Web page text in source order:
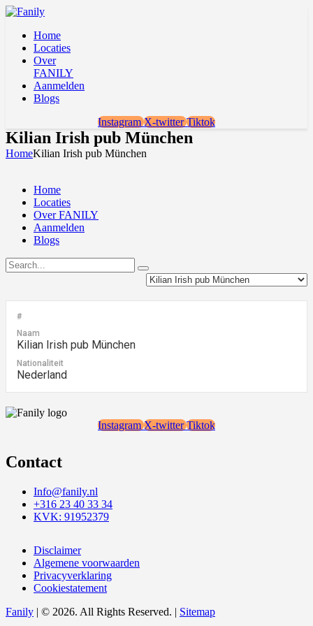
Home
Locaties
Over
FANILY
Aanmelden
Blogs
Instagram X-twitter Tiktok
Kilian Irish pub München
HomeKilian Irish pub München
Home
Locaties
Over FANILY
Aanmelden
Blogs
#
Naam
Kilian Irish pub München
Nationaliteit
Nederland
Instagram X-twitter Tiktok
Contact
Info@fanily.nl
+316 23 40 33 34
KVK: 91952379
Disclaimer
Algemene voorwaarden
Privacyverklaring
Cookiestatement
Fanily | © 2026. All Rights Reserved. | Sitemap